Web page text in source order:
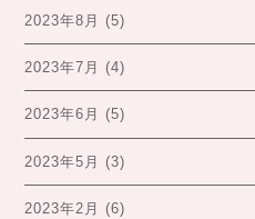
2023年8月 (5)
2023年7月 (4)
2023年6月 (5)
2023年5月 (3)
2023年2月 (6)